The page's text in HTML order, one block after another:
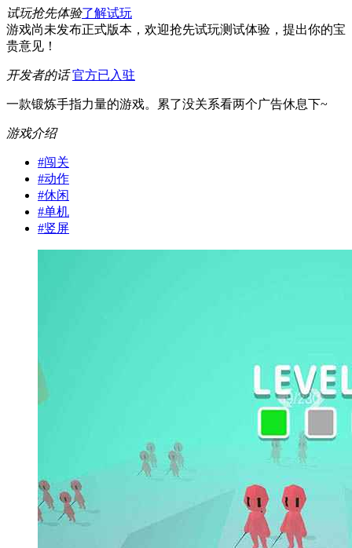
试玩抢先体验了解试玩
游戏尚未发布正式版本，欢迎抢先试玩测试体验，提出你的宝
贵意见！
开发者的话 官方已入驻
一款锻炼手指力量的游戏。累了没关系看两个广告休息下~
游戏介绍
#闯关
#动作
#休闲
#单机
#竖屏